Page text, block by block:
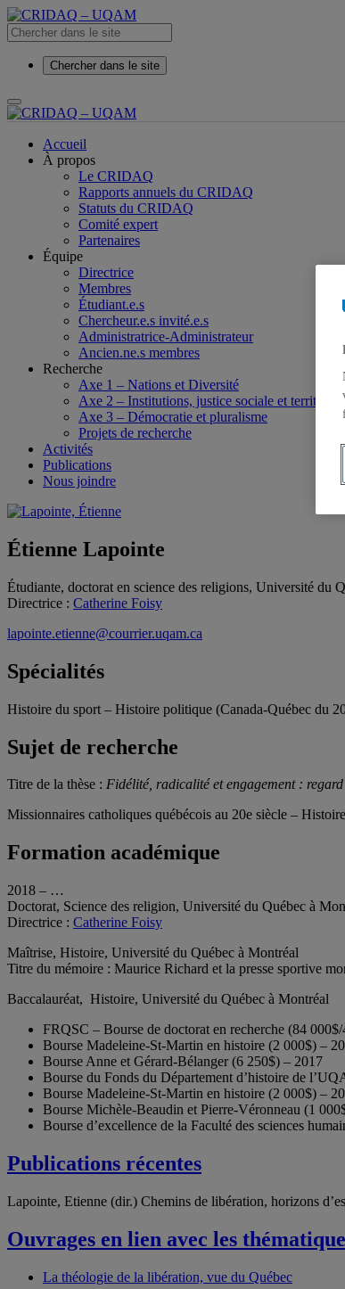
Chercher dans le site
Accueil
À propos
Le CRIDAQ
Rapports annuels du CRIDAQ
Statuts du CRIDAQ
Comité expert
Partenaires
Équipe
Directrice
Membres
Étudiant.e.s
Chercheur.e.s invité.e.s
Administratrice-Administrateur
Ancien.ne.s membres
Recherche
Axe 1 – Nations et Diversité
Axe 2 – Institutions, justice sociale et territoires
Axe 3 – Démocratie et pluralisme
Projets de recherche
Activités
Publications
Nous joindre
Étienne Lapointe
Étudiante, doctorat en science des religions, Université du
Directrice : Catherine Foisy
lapointe.etienne@courrier.uqam.ca
Spécialités
Histoire du sport – Histoire politique (Canada-Québec du
Sujet de recherche
Titre de la thèse : Fidélité, radicalité et engagement :
Missionnaires catholiques québécois au 20e siècle –
Formation académique
2018 – …
Doctorat, Science des religion, Université du Québec à
Directrice : Catherine Foisy
Maîtrise, Histoire, Université du Québec à Montréal
Titre du mémoire : Maurice Richard et la presse sportive
Baccalauréat, Histoire, Université du Québec à Montréal
FRQSC – Bourse de doctorat en recherche (84
Bourse Madeleine-St-Martin en histoire (2 000$) –
Bourse Anne et Gérard-Bélanger (6 250$) – 2017
Bourse du Fonds du Département d’histoire de
Bourse Madeleine-St-Martin en histoire (2 000$) –
Bourse Michèle-Beaudin et Pierre-Véronneau (1
Bourse d’excellence de la Faculté des sciences
Publications récentes
Lapointe, Etienne (dir.) Chemins de libération, horizons
Ouvrages en lien avec les
La théologie de la libération, vue du Québec